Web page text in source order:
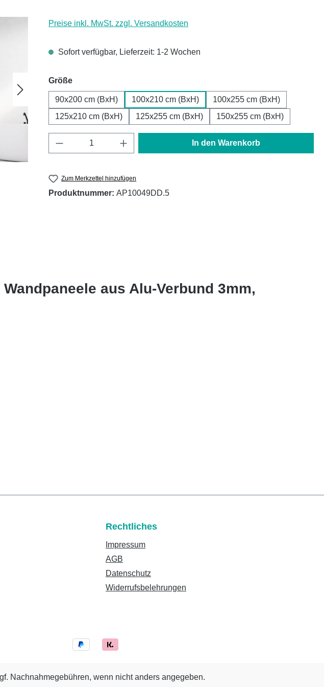
Preise inkl. MwSt. zzgl. Versandkosten
Sofort verfügbar, Lieferzeit: 1-2 Wochen
Größeauswählen
90x200 cm (BxH) 100x210 cm (BxH)
100x255 cm (BxH)
125x210 cm (BxH)
125x255 cm (BxH) 150x255 cm (BxH)
Produkt Anzahl: Gib den gewünschten Wert ein
In den Warenkorb
Zum Merkzettel hinzufügen
Produktnummer: AP10049DD.5
aus Alu-Verbund 3mm,
Rechtliches
Impressum
AGB
Datenschutz
Widerrufsbelehrungen
Nachnahmegebühren, wenn nicht anders angegeben.